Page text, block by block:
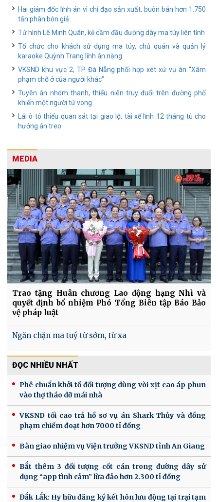
Hai giám đốc lĩnh án vì chỉ đạo sản xuất, buôn bán hơn 1.750
tấn phân bón giả
Tử hình Lê Minh Quân, kẻ cầm đầu đường dây ma túy liên tỉnh
Tổ chức cho khách sử dụng ma túy, chủ quán và quản lý
karaoke Quỳnh Trang lĩnh án nặng
VKSND khu vực 2, TP Đà Nẵng phối hợp xét xử vụ án “Xâm
phạm chỗ ở của người khác”
Tuyên án nhóm thanh, thiếu niên truy đuổi trên đường phố
khiến một người tử vong
Lái ô tô thiếu quan sát tại giao lộ, tài xế lĩnh 12 tháng tù cho
hưởng án treo
MEDIA
Trao tặng Huân chương Lao động hạng Nhì và
quyết định bổ nhiệm Phó Tổng Biên tập Báo Bảo
vệ pháp luật
Ngăn chặn ma tuý từ sớm, từ xa
ĐỌC NHIỀU NHẤT
Phê chuẩn khởi tố đối tượng dùng vòi xịt cao áp phun
vào thợ tháo dỡ mái nhà
VKSND tối cao trả hồ sơ vụ án Shark Thủy và đồng
phạm chiếm đoạt hơn 7000 tỉ đồng
Bàn giao nhiệm vụ Viện trưởng VKSND tỉnh An Giang
Bắt thêm 3 đối tượng cốt cán trong đường dây sử
dụng “app tình cảm” lừa đảo hơn 2.300 tỉ đồng
Đắk Lắk: Hy hữu đăng ký kết hôn lưu động tại trại tạm